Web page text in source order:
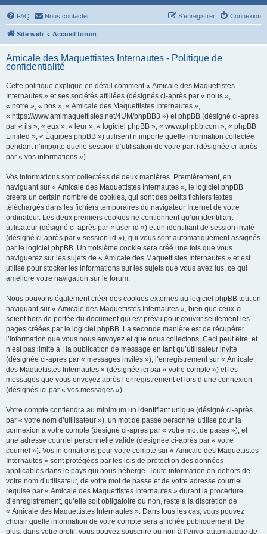
FAQ Nous contacter Connexion
S’enregistrer
Site web Accueil forum
Amicale des Maquettistes Internautes - Politique de
confidentialité
Cette politique explique en détail comment « Amicale des Maquettistes
Internautes » et ses sociétés affiliées (désignés ci-après par « nous »,
« notre », « nos », « Amicale des Maquettistes Internautes »,
« https://www.amimaquettistes.net/4UM/phpBB3 ») et phpBB (désigné ci-après
par « ils », « eux », « leur », « logiciel phpBB », « www.phpbb.com », « phpBB
Limited », « Équipes phpBB ») utilisent n’importe quelle information collectée
pendant n’importe quelle session d’utilisation de votre part (désignée ci-après
par « vos informations »).
Vos informations sont collectées de deux manières. Premièrement, en
naviguant sur « Amicale des Maquettistes Internautes », le logiciel phpBB
créera un certain nombre de cookies, qui sont des petits fichiers textes
téléchargés dans les fichiers temporaires du navigateur Internet de votre
ordinateur. Les deux premiers cookies ne contiennent qu’un identifiant
utilisateur (désigné ci-après par « user-id ») et un identifiant de session invité
(désigné ci-après par « session-id »), qui vous sont automatiquement assignés
par le logiciel phpBB. Un troisième cookie sera créé une fois que vous
naviguerez sur les sujets de « Amicale des Maquettistes Internautes » et est
utilisé pour stocker les informations sur les sujets que vous avez lus, ce qui
améliore votre navigation sur le forum.
Nous pouvons également créer des cookies externes au logiciel phpBB tout en
naviguant sur « Amicale des Maquettistes Internautes », bien que ceux-ci
soient hors de portée du document qui est prévu pour couvrir seulement les
pages créées par le logiciel phpBB. La seconde manière est de récupérer
l’information que vous nous envoyez et que nous collectons. Ceci peut être, et
n’est pas limité à : la publication de message en tant qu’utilisateur invité
(désignée ci-après par « messages invités »), l’enregistrement sur « Amicale
des Maquettistes Internautes » (désignée ici par « votre compte ») et les
messages que vous envoyez après l’enregistrement et lors d’une connexion
(désignés ici par « vos messages »).
Votre compte contiendra au minimum un identifiant unique (désigné ci-après
par « votre nom d’utilisateur »), un mot de passe personnel utilisé pour la
connexion à votre compte (désigné ci-après par « votre mot de passe »), et
une adresse courriel personnelle valide (désignée ci-après par « votre
courriel »). Vos informations pour votre compte sur « Amicale des Maquettistes
Internautes » sont protégées par les lois de protection des données
applicables dans le pays qui nous héberge. Toute information en-dehors de
votre nom d’utilisateur, de votre mot de passe et de votre adresse courriel
requise par « Amicale des Maquettistes Internautes » durant la procédure
d’enregistrement, qu’elle soit obligatoire ou non, reste à la discrétion de
« Amicale des Maquettistes Internautes ». Dans tous les cas, vous pouvez
choisir quelle information de votre compte sera affichée publiquement. De
plus, dans votre profil, vous pouvez souscrire ou non à l’envoi automatique de